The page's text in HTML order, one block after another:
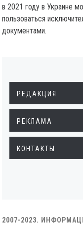
в 2021 году в Украине
пользоваться
документами.
РЕДАКЦИЯ
РЕКЛАМА
КОНТАКТЫ
2007-2023.